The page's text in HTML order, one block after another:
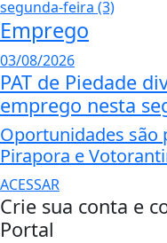
Emprego
03/08/2026
PAT de Piedade
emprego nesta
Oportunidades são
Pirapora e
ACESSAR
Crie sua conta e
Portal